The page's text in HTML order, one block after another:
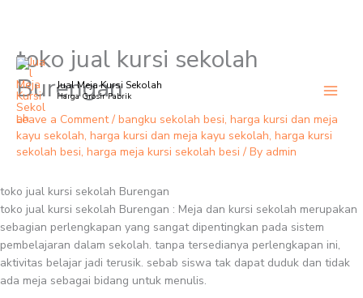
Skip
content
Jual Meja Kursi Sekolah
Harga Grosir Pabrik
toko jual kursi sekolah
Burengan
Leave a Comment / bangku sekolah besi, harga kursi dan meja
kayu sekolah, harga kursi dan meja kayu sekolah, harga kursi
sekolah besi, harga meja kursi sekolah besi / By admin
toko jual kursi sekolah Burengan
toko jual kursi sekolah Burengan : Meja dan kursi sekolah merupakan
sebagian perlengkapan yang sangat dipentingkan pada sistem
pembelajaran dalam sekolah. tanpa tersedianya perlengkapan ini,
aktivitas belajar jadi terusik. sebab siswa tak dapat duduk dan tidak
ada meja sebagai bidang untuk menulis.